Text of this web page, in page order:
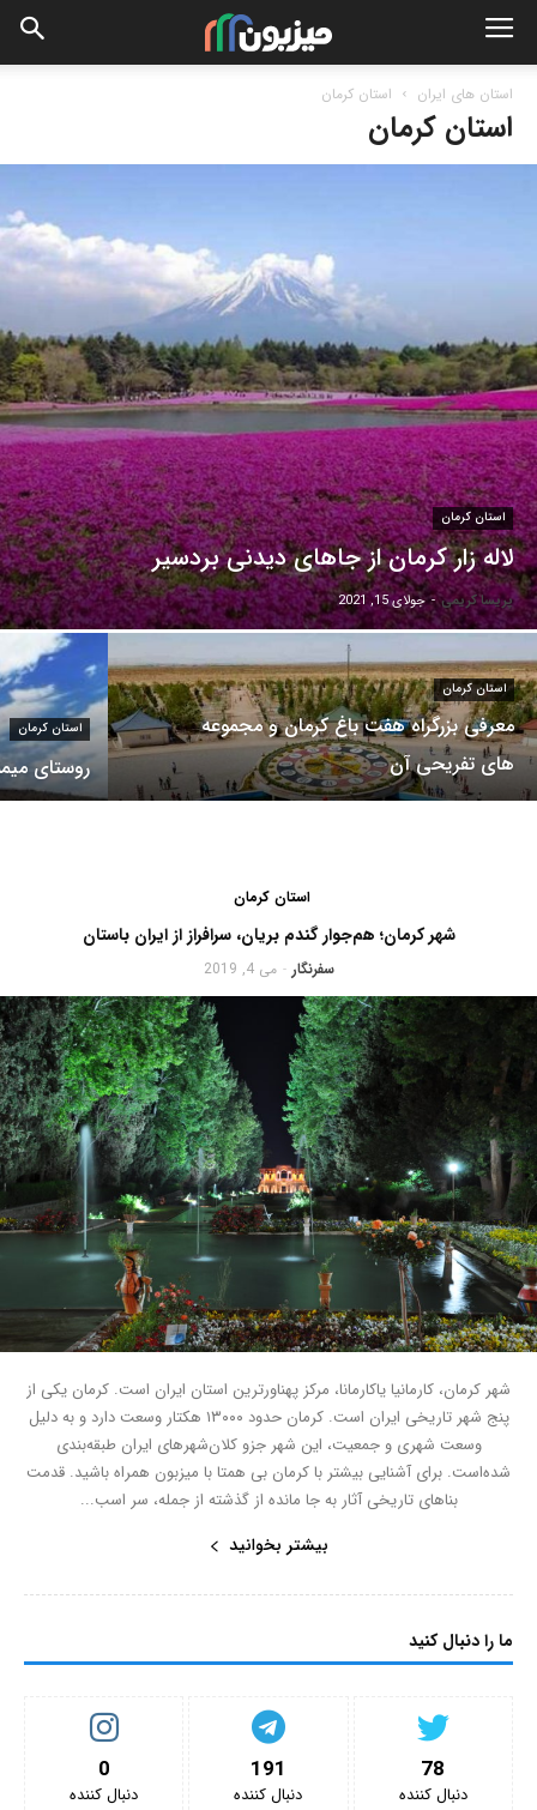
استان های ایران استان کرمان
استان کرمان
استان کرمان
لاله زار کرمان از جاهای دیدنی بردسیر
پریسا کریمی - جولای 15, 2021
استان کرمان
معرفی بزرگراه هفت باغ کرمان و مجموعه
های تفریحی آن
استان کرمان
روستای
استان کرمان
شهر کرمان؛ هم‌جوار گندم بریان، سرافراز از ایران باستان
سفرنگار - می 4, 2019
شهر کرمان، کارمانیا یاکارمانا، مرکز پهناورترین استان ایران است. کرمان یکی از
پنج شهر تاریخی ایران است. کرمان حدود ۱۳۰۰۰ هکتار وسعت دارد و به دلیل
وسعت شهری و جمعیت، این شهر جزو کلان‌شهرهای ایران طبقه‌بندی
شده‌است. برای آشنایی بیشتر با کرمان بی همتا با میزبون همراه باشید. قدمت
بناهای تاریخی آثار به جا مانده از گذشته از جمله، سر اسب...
بیشتر بخوانید
ما را دنبال کنید
0
دنبال کننده‌
191
دنبال کننده‌
78
دنبال کننده‌